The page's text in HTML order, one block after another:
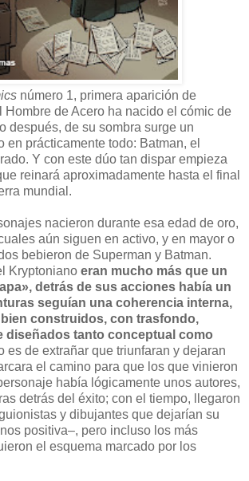
número 1, primera aparición de
Hombre de Acero ha nacido el cómic de
después, de su sombra surge un
en prácticamente todo: Batman, el
Y con este dúo tan dispar empieza
reinará aproximadamente hasta el final
mundial.
nacieron durante esa edad de oro,
aún siguen en activo, y en mayor o
bebieron de Superman y Batman.
Kryptoniano eran mucho más que un
detrás de sus acciones había un
seguían una coherencia interna,
construidos, con trasfondo,
diseñados tanto conceptual como
es de extrañar que triunfaran y dejaran
el camino para que los que vinieron
había lógicamente unos autores,
detrás del éxito; con el tiempo, llegaron
y dibujantes que dejarían su
positiva–, pero incluso los más
el esquema marcado por los